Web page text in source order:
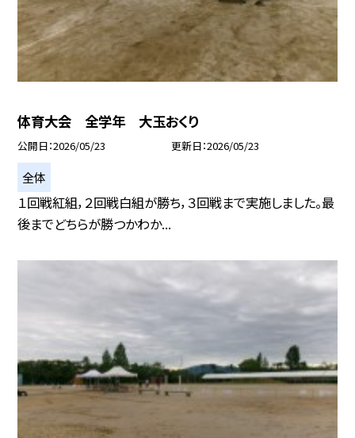
体育大会 全学年 大玉おくり
公開日 2026/05/23 更新日 2026/05/23
全体
１回戦紅組，２回戦白組が勝ち，３回戦まで実施しました。最
後までどちらが勝つかわか...